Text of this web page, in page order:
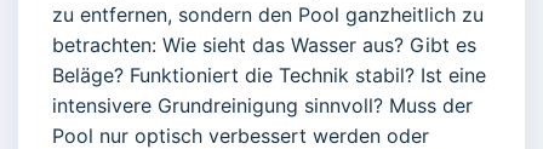
zu entfernen, sondern den Pool ganzheitlich zu
betrachten: Wie sieht das Wasser aus? Gibt es
Beläge? Funktioniert die Technik stabil? Ist eine
intensivere Grundreinigung sinnvoll? Muss der
Pool nur optisch verbessert werden oder